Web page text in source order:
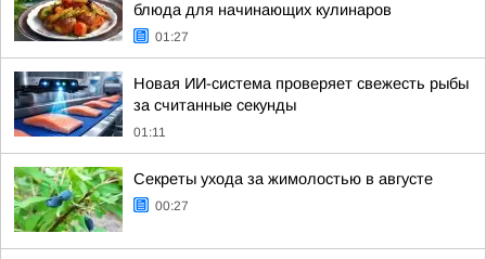
блюда для начинающих кулинаров
01:27
Новая ИИ-система проверяет свежесть рыбы
за считанные секунды
01:11
Секреты ухода за жимолостью в августе
00:27